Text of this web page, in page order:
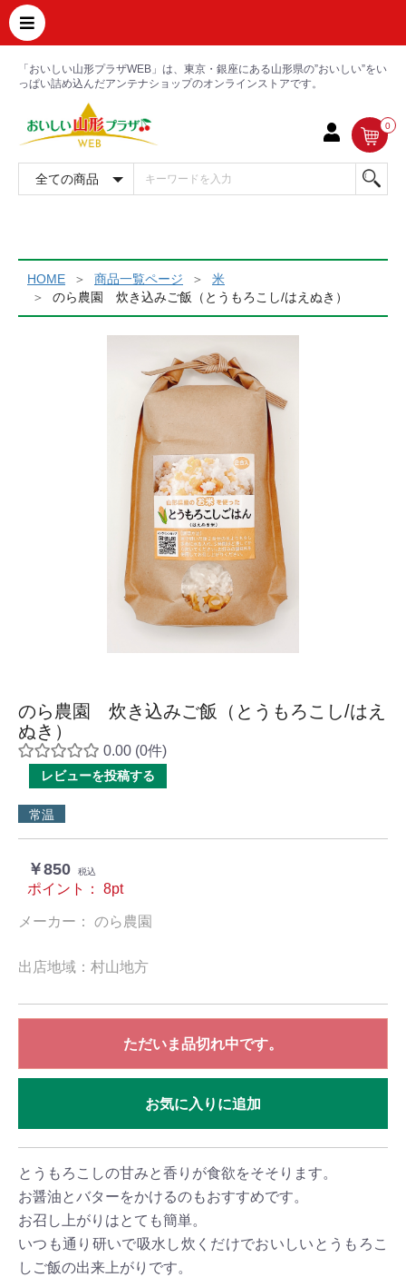
「おいしい山形プラザWEB」は、東京・銀座にある山形県の”おいしい”をい
っぱい詰め込んだアンテナショップのオンラインストアです。
0
HOME 商品一覧ページ
米
のら農園 炊き込みご飯（とうもろこし/はえぬき）
のら農園 炊き込みご飯（とうもろこし/はえ
ぬき）
0.00 (0件)
レビューを投稿する
常温
￥850 税込
ポイント： 8pt
メーカー： のら農園
出店地域：村山地方
ただいま品切れ中です。
お気に入りに追加
とうもろこしの甘みと香りが食欲をそそります。
お醤油とバターをかけるのもおすすめです。
お召し上がりはとても簡単。
いつも通り研いで吸水し炊くだけでおいしいとうもろこ
しご飯の出来上がりです。